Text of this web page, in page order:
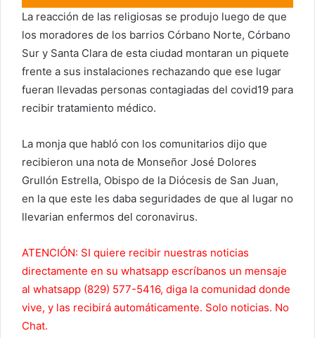
La reacción de las religiosas se produjo luego de que
los moradores de los barrios Córbano Norte, Córbano
Sur y Santa Clara de esta ciudad montaran un piquete
frente a sus instalaciones rechazando que ese lugar
fueran llevadas personas contagiadas del covid19 para
recibir tratamiento médico.
La monja que habló con los comunitarios dijo que
recibieron una nota de Monseñor José Dolores
Grullón Estrella, Obispo de la Diócesis de San Juan,
en la que este les daba seguridades de que al lugar no
llevarian enfermos del coronavirus.
ATENCIÓN: SI quiere recibir nuestras noticias
directamente en su whatsapp escríbanos un mensaje
al whatsapp (829) 577-5416, diga la comunidad donde
vive, y las recibirá automáticamente. Solo noticias. No
Chat.